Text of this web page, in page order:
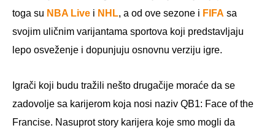
toga su NBA Live i NHL, a od ove sezone i FIFA sa
svojim uličnim varijantama sportova koji predstavljaju
lepo osveženje i dopunjuju osnovnu verziju igre.
Igrači koji budu tražili nešto drugačije moraće da se
zadovolje sa karijerom koja nosi naziv QB1: Face of the
Francise. Nasuprot story karijera koje smo mogli da